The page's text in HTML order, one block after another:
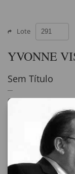
Lote
YVONNE
Sem Título
61 x 46 cm
assinatura inf. esq.
Compartilhar